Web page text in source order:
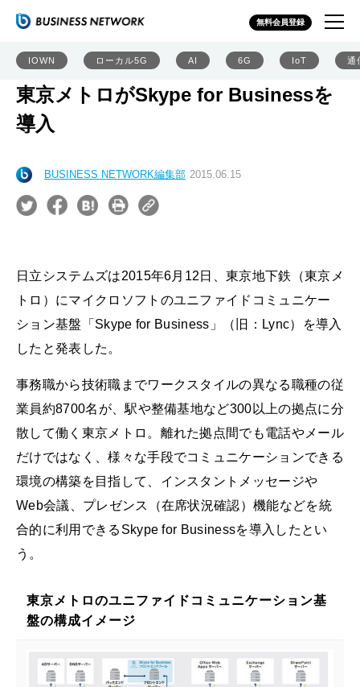
無料会員登録
IOWN ローカル5G AI 6G IoT 通
東京メトロがSkype for Businessを
導入
BUSINESS NETWORK編集部 2015.06.15
日立システムズは2015年6月12日、東京地下鉄（東京メ
トロ）にマイクロソフトのユニファイドコミュニケー
ション基盤「Skype for Business」（旧：Lync）を導入
したと発表した。
事務職から技術職までワークスタイルの異なる職種の従
業員約8700名が、駅や整備基地など300以上の拠点に分
散して働く東京メトロ。離れた拠点間でも電話やメール
だけではなく、様々な手段でコミュニケーションできる
環境の構築を目指して、インスタントメッセージや
Web会議、プレゼンス（在席状況確認）機能などを統
合的に利用できるSkype for Businessを導入したとい
う。
東京メトロのユニファイドコミュニケーション基
盤の構成イメージ